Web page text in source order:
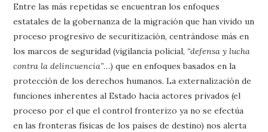
Entre las más repetidas se encuentran los enfoques
estatales de la gobernanza de la migración que han vivido un
proceso progresivo de securitización, centrándose más en
los marcos de seguridad (vigilancia policial, “defensa y lucha
contra la delincuencia”…) que en enfoques basados en la
protección de los derechos humanos. La externalización de
funciones inherentes al Estado hacia actores privados (el
proceso por el que el control fronterizo ya no se efectúa
en las fronteras físicas de los países de destino) nos alerta